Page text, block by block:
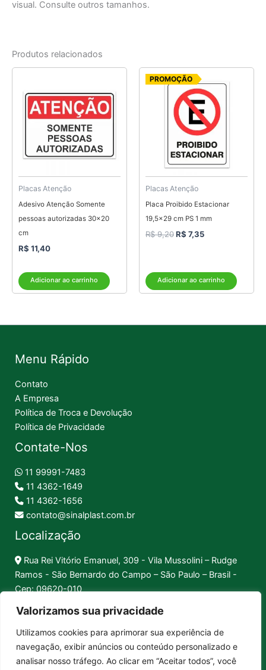
Valorizamos sua privacidade
Utilizamos cookies para aprimorar sua experiência de
navegação, exibir anúncios ou conteúdo personalizado e
analisar nosso tráfego. Ao clicar em “Aceitar todos”, você
visual. Consulte outros tamanhos.
Produtos relacionados
Placas Atenção
Adesivo Atenção Somente
pessoas autorizadas 30×20
cm
R$ 11,40
Adicionar ao carrinho
PROMOÇÃO
Placas Atenção
Placa Proibido Estacionar
19,5×29 cm PS 1 mm
R$9,20
O
preço
original
era:
R$ 9,20.
R$ 7,35
preço
atual
é:
R$ 7,35.
Adicionar ao carrinho
Menu Rápido
Contato
A Empresa
Política de Troca e Devolução
Política de Privacidade
Contate-Nos
11 99991-7483
11 4362-1649
11 4362-1656
contato@sinalplast.com.br
Localização
Rua Rei Vitório Emanuel, 309 - Vila Mussolini – Rudge
Ramos - São Bernardo do Campo – São Paulo – Brasil -
Cep: 09620-010
Pix │ Boleto │ Cartão